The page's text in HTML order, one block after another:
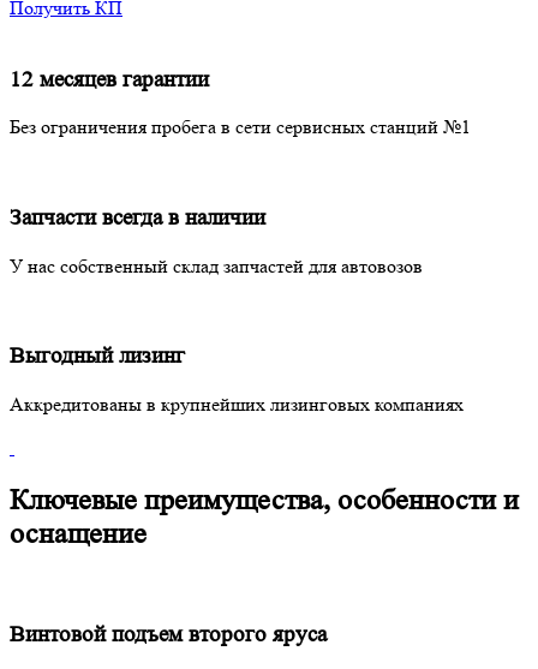
Получить КП
12 месяцев гарантии
Без ограничения пробега в сети сервисных станций №1
Запчасти всегда в наличии
У нас собственный склад запчастей для автовозов
Выгодный лизинг
Аккредитованы в крупнейших лизинговых компаниях
Ключевые преимущества, особенности и
оснащение
Винтовой подъем второго яруса